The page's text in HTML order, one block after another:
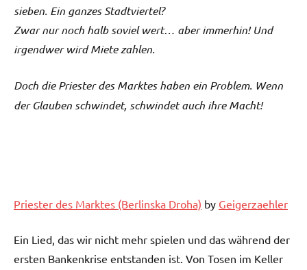
sieben. Ein ganzes Stadtviertel?
Zwar nur noch halb soviel wert… aber immerhin! Und
irgendwer wird Miete zahlen.
Doch die Priester des Marktes haben ein Problem. Wenn
der Glauben schwindet, schwindet auch ihre Macht!
Priester des Marktes (Berlinska Droha) by Geigerzaehler
Ein Lied, das wir nicht mehr spielen und das während der
ersten Bankenkrise entstanden ist. Von Tosen im Keller